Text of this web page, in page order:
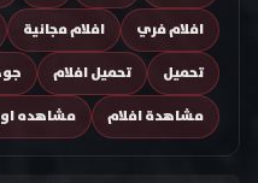
افلام فري
افلام مجانية
تحميل
تحميل افلام
مشاهدة افلام
مشاهده